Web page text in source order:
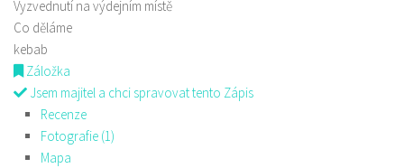
Vyzvednutí na výdejním místě
Co děláme
kebab
Záložka
Jsem majitel a chci spravovat tento Zápis
Recenze
Fotografie (1)
Mapa